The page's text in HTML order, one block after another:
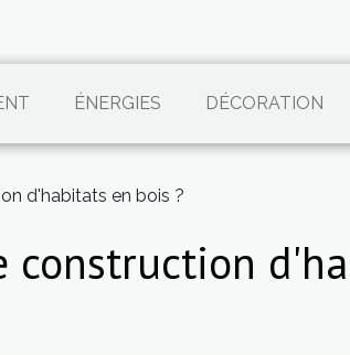
ÉNERGIES DÉCORATION
d'habitats en bois ?
construction